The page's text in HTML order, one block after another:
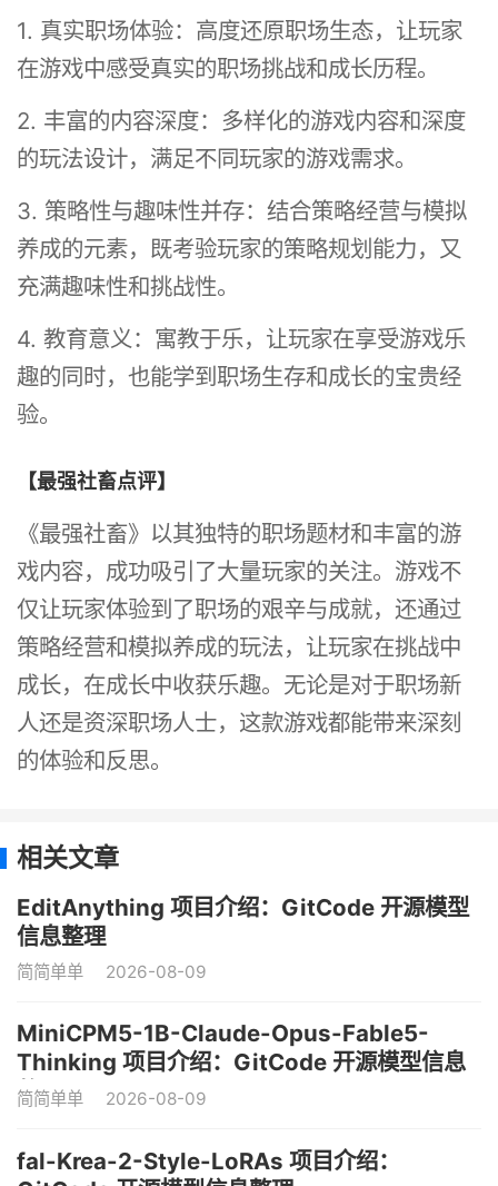
1. 真实职场体验：高度还原职场生态，让玩家
在游戏中感受真实的职场挑战和成长历程。
2. 丰富的内容深度：多样化的游戏内容和深度
的玩法设计，满足不同玩家的游戏需求。
3. 策略性与趣味性并存：结合策略经营与模拟
养成的元素，既考验玩家的策略规划能力，又
充满趣味性和挑战性。
4. 教育意义：寓教于乐，让玩家在享受游戏乐
趣的同时，也能学到职场生存和成长的宝贵经
验。
【最强社畜点评】
《最强社畜》以其独特的职场题材和丰富的游
戏内容，成功吸引了大量玩家的关注。游戏不
仅让玩家体验到了职场的艰辛与成就，还通过
策略经营和模拟养成的玩法，让玩家在挑战中
成长，在成长中收获乐趣。无论是对于职场新
人还是资深职场人士，这款游戏都能带来深刻
的体验和反思。
相关文章
EditAnything 项目介绍：GitCode 开源模型
信息整理
简简单单 2026-08-09
MiniCPM5-1B-Claude-Opus-Fable5-
Thinking 项目介绍：GitCode 开源模型信息
整理
简简单单 2026-08-09
fal-Krea-2-Style-LoRAs 项目介绍：